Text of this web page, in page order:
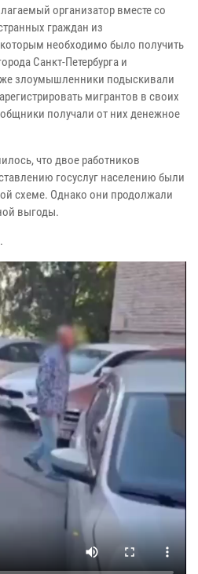
организатор вместе со
граждан из
которым необходимо было получить
Санкт-Петербурга и
злоумышленники подыскивали
мигрантов в своих
получали от них денежное
что двое работников
госуслуг населению были
схеме. Однако они продолжали
выгоды.